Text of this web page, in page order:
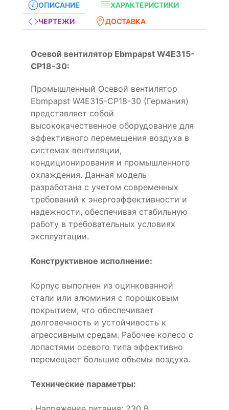
ОПИСАНИЕ
ХАРАКТЕРИСТИКИ
ЧЕРТЕЖИ
ДОСТАВКА
Осевой вентилятор Ebmpapst W4E315-
CP18-30:
Промышленный Осевой вентилятор
Ebmpapst W4E315-CP18-30 (Германия)
представляет собой
высококачественное оборудование для
эффективного перемещения воздуха в
системах вентиляции,
кондиционирования и промышленного
охлаждения. Данная модель
разработана с учетом современных
требований к энергоэффективности и
надежности, обеспечивая стабильную
работу в требовательных условиях
эксплуатации.
Конструктивное исполнение:
Корпус выполнен из оцинкованной
стали или алюминия с порошковым
покрытием, что обеспечивает
долговечность и устойчивость к
агрессивным средам. Рабочее колесо с
лопастями осевого типа эффективно
перемещает большие объемы воздуха.
Технические параметры: